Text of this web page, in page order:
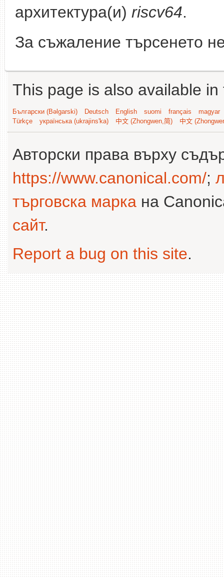
архитектура(и) riscv64.
За съжаление търсенето
This page is also available
Български (Bəlgarski) Deutsch English suomi français
magyar
Türkçe
українська (ukrajins'ka) 中文 (Zhongwen,简) 中文
Авторски права върху
https://www.canonical.com/;
търговска марка на
сайт.
Report a bug on this site.